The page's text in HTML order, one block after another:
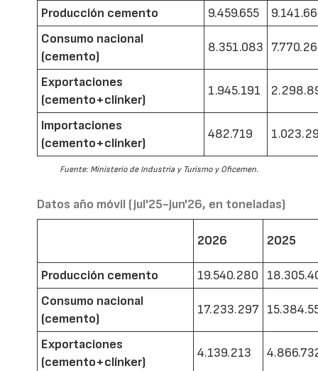
Producción cemento 9.459.655
Consumo nacional
(cemento)
8.351.083
Exportaciones
(cemento+clínker)
1.945.191
Importaciones
(cemento+clínker)
482.719
Fuente: Ministerio de Industria y Turismo y Oficemen.
Datos año móvil (jul'25-jun'26, en toneladas)
2026 2025
Producción cemento 19.540.280
Consumo nacional
(cemento)
17.233.297
Exportaciones
(cemento+clínker)
4.139.213